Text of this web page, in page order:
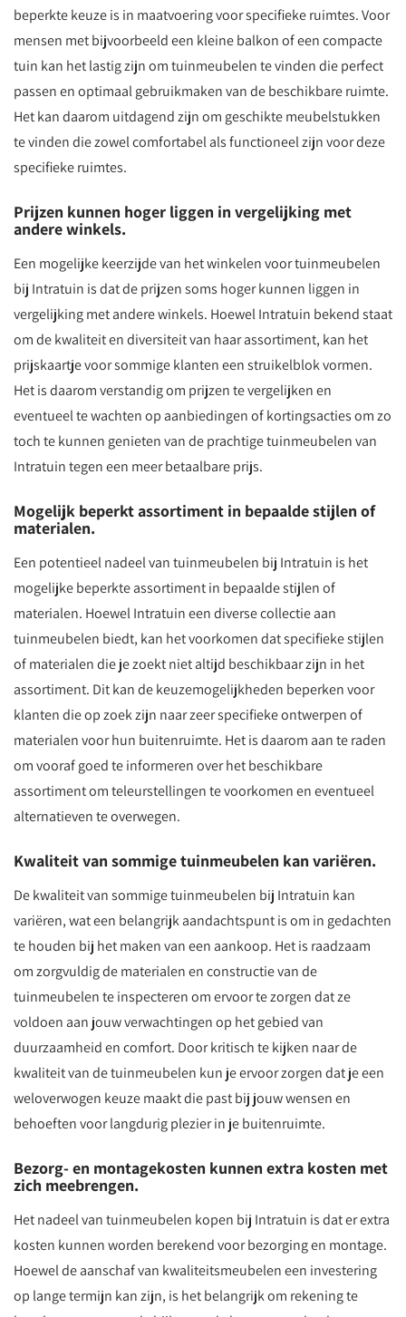
beperkte keuze is in maatvoering voor specifieke ruimtes. Voor
mensen met bijvoorbeeld een kleine balkon of een compacte
tuin kan het lastig zijn om tuinmeubelen te vinden die perfect
passen en optimaal gebruikmaken van de beschikbare ruimte.
Het kan daarom uitdagend zijn om geschikte meubelstukken
te vinden die zowel comfortabel als functioneel zijn voor deze
specifieke ruimtes.
Prijzen kunnen hoger liggen in vergelijking met
andere winkels.
Een mogelijke keerzijde van het winkelen voor tuinmeubelen
bij Intratuin is dat de prijzen soms hoger kunnen liggen in
vergelijking met andere winkels. Hoewel Intratuin bekend staat
om de kwaliteit en diversiteit van haar assortiment, kan het
prijskaartje voor sommige klanten een struikelblok vormen.
Het is daarom verstandig om prijzen te vergelijken en
eventueel te wachten op aanbiedingen of kortingsacties om zo
toch te kunnen genieten van de prachtige tuinmeubelen van
Intratuin tegen een meer betaalbare prijs.
Mogelijk beperkt assortiment in bepaalde stijlen of
materialen.
Een potentieel nadeel van tuinmeubelen bij Intratuin is het
mogelijke beperkte assortiment in bepaalde stijlen of
materialen. Hoewel Intratuin een diverse collectie aan
tuinmeubelen biedt, kan het voorkomen dat specifieke stijlen
of materialen die je zoekt niet altijd beschikbaar zijn in het
assortiment. Dit kan de keuzemogelijkheden beperken voor
klanten die op zoek zijn naar zeer specifieke ontwerpen of
materialen voor hun buitenruimte. Het is daarom aan te raden
om vooraf goed te informeren over het beschikbare
assortiment om teleurstellingen te voorkomen en eventueel
alternatieven te overwegen.
Kwaliteit van sommige tuinmeubelen kan variëren.
De kwaliteit van sommige tuinmeubelen bij Intratuin kan
variëren, wat een belangrijk aandachtspunt is om in gedachten
te houden bij het maken van een aankoop. Het is raadzaam
om zorgvuldig de materialen en constructie van de
tuinmeubelen te inspecteren om ervoor te zorgen dat ze
voldoen aan jouw verwachtingen op het gebied van
duurzaamheid en comfort. Door kritisch te kijken naar de
kwaliteit van de tuinmeubelen kun je ervoor zorgen dat je een
weloverwogen keuze maakt die past bij jouw wensen en
behoeften voor langdurig plezier in je buitenruimte.
Bezorg- en montagekosten kunnen extra kosten met
zich meebrengen.
Het nadeel van tuinmeubelen kopen bij Intratuin is dat er extra
kosten kunnen worden berekend voor bezorging en montage.
Hoewel de aanschaf van kwaliteitsmeubelen een investering
op lange termijn kan zijn, is het belangrijk om rekening te